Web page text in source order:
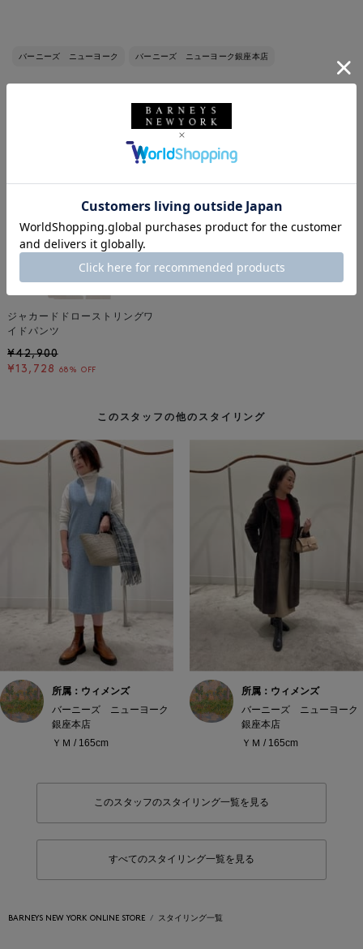
バーニーズ ニューヨーク バーニーズ ニューヨーク銀座本店
着用しているアイテム
ジャカードドローストリングワ
イドパンツ
¥42,900
¥13,728
68% OFF
このスタッフの他のスタイリング
所属：ウィメンズ
バーニーズ ニューヨーク
銀座本店
ＹＭ / 165cm
所属：ウィメンズ
バーニーズ ニューヨーク
銀座本店
ＹＭ / 165cm
このスタッフのスタイリング一覧を見る
すべてのスタイリング一覧を見る
BARNEYS NEW YORK ONLINE STORE スタイリング一覧